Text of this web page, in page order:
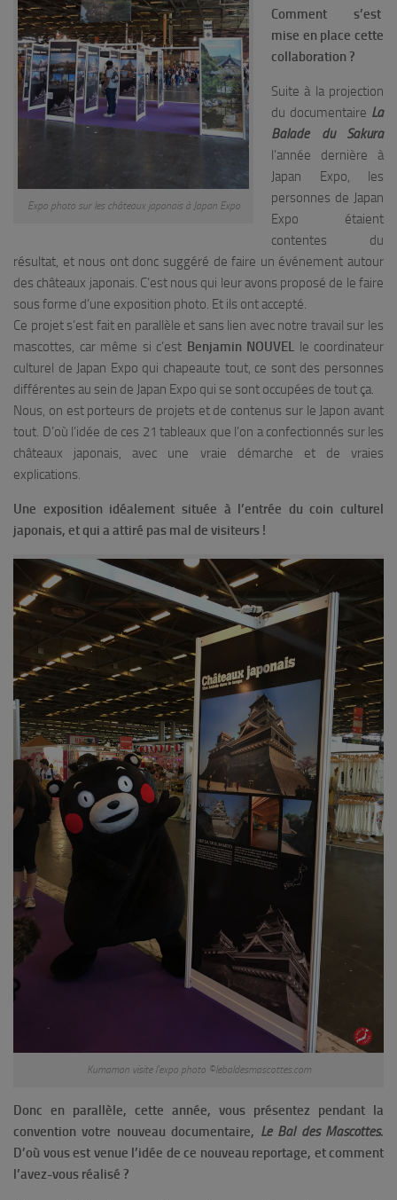
Expo photo sur les châteaux japonais à Japan Expo
Comment s’est
mise en place cette
collaboration ?
Suite à la projection
du documentaire La
Balade du Sakura
l’année dernière à
Japan Expo, les
personnes de Japan
Expo étaient
contentes du
résultat, et nous ont donc suggéré de faire un événement autour
des châteaux japonais. C’est nous qui leur avons proposé de le faire
sous forme d’une exposition photo. Et ils ont accepté.
Ce projet s’est fait en parallèle et sans lien avec notre travail sur les
mascottes, car même si c’est Benjamin NOUVEL le coordinateur
culturel de Japan Expo qui chapeaute tout, ce sont des personnes
différentes au sein de Japan Expo qui se sont occupées de tout ça.
Nous, on est porteurs de projets et de contenus sur le Japon avant
tout. D’où l’idée de ces 21 tableaux que l’on a confectionnés sur les
châteaux japonais, avec une vraie démarche et de vraies
explications.
Une exposition idéalement située à l’entrée du coin culturel
japonais, et qui a attiré pas mal de visiteurs !
Kumamon visite l’expo photo ©lebaldesmascottes.com
Donc en parallèle, cette année, vous présentez pendant la
convention votre nouveau documentaire, Le Bal des Mascottes.
D’où vous est venue l’idée de ce nouveau reportage, et comment
l’avez-vous réalisé ?